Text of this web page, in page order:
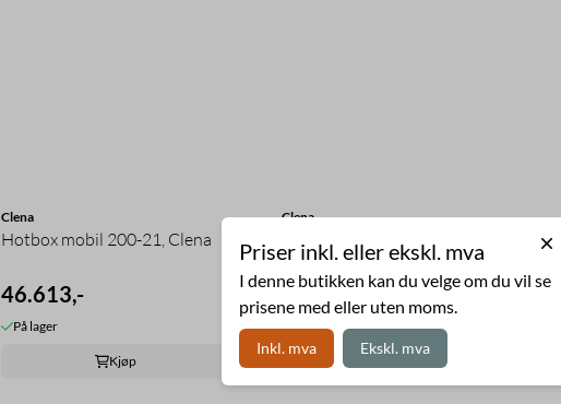
Clena
Hotbox mobil 200-21, Clena
46.613,-
På lager
Kjøp
Clena
Hotbox mobil 500-21, Clena
54.313,-
På lager
Priser inkl. eller ekskl. mva
I denne butikken kan du velge om du vil se
prisene med eller uten moms.
Inkl. mva Ekskl. mva